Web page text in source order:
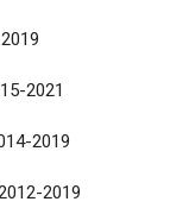
2021
2019
2019